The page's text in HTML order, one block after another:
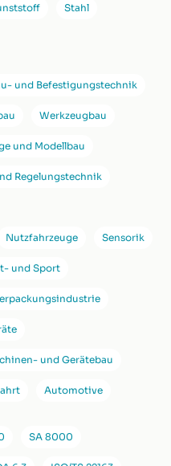
Stahl
und Befestigungstechnik
Werkzeugbau
und Modellbau
Regelungstechnik
Nutzfahrzeuge Sensorik
und Sport
und Gerätebau
Automotive
SA 8000